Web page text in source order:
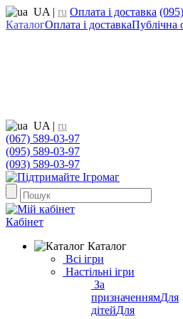
UA | ru Оплата і доставка
КаталогОплата і доставкаПублічна
UA | ru
(067) 589-03-97
(095) 589-03-97
(093) 589-03-97
Кабінет
Каталог
Всі ігри
Настільні ігри
За
призначеннямДля
дітейДля